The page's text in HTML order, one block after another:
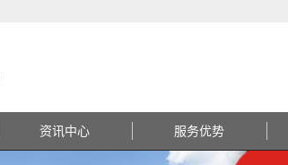
资讯中心 服务优势